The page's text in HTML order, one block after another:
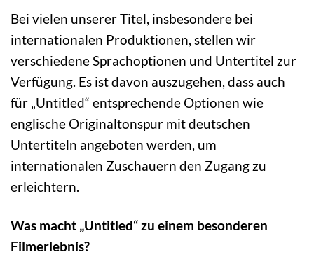
Bei vielen unserer Titel, insbesondere bei
internationalen Produktionen, stellen wir
verschiedene Sprachoptionen und Untertitel zur
Verfügung. Es ist davon auszugehen, dass auch
für „Untitled“ entsprechende Optionen wie
englische Originaltonspur mit deutschen
Untertiteln angeboten werden, um
internationalen Zuschauern den Zugang zu
erleichtern.
Was macht „Untitled“ zu einem besonderen
Filmerlebnis?